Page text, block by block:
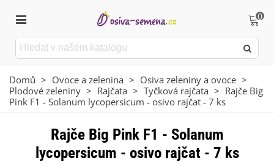
0
Domů > Ovoce a zelenina > Osiva zeleniny a ovoce >
Plodové zeleniny > Rajčata > Tyčková rajčata > Rajče Big
Pink F1 - Solanum lycopersicum - osivo rajčat - 7 ks
Rajče Big Pink F1 - Solanum
lycopersicum - osivo rajčat - 7 ks